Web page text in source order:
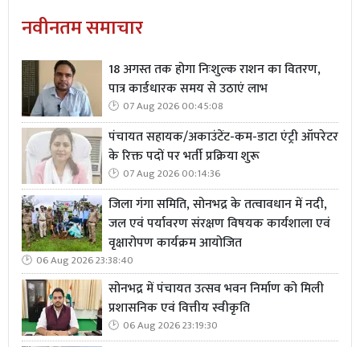
नवीनतम समाचार
18 अगस्त तक होगा निःशुल्क राशन का वितरण,
पात्र कार्डधारक समय से उठाएं लाभ
07 Aug 2026 00:45:08
पंचायत सहायक/अकाउंटेंट-कम-डाटा एंट्री ऑपरेटर
के रिक्त पदों पर भर्ती प्रक्रिया शुरू
07 Aug 2026 00:14:36
जिला गंगा समिति, सोनभद्र के तत्वावधान में नदी,
जल एवं पर्यावरण संरक्षण विषयक कार्यशाला एवं
वृक्षारोपण कार्यक्रम आयोजित
06 Aug 2026 23:38:40
सोनभद्र में पंचायत उत्सव भवन निर्माण को मिली
प्रशासनिक एवं वित्तीय स्वीकृति
06 Aug 2026 23:19:30